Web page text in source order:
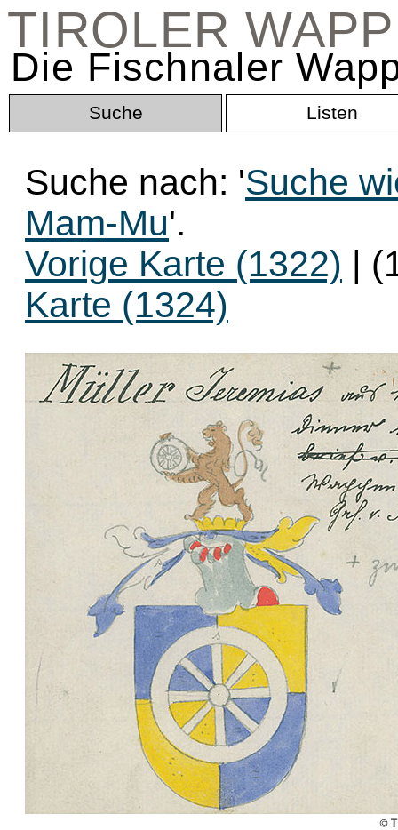
TIROLER
Die Fischnaler
Suche Listen
Suche nach: 'Suche
Mam-Mu'.
Vorige Karte (1322) |
Karte (1324)